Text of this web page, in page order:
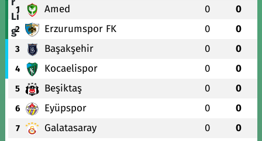
1 Amed 0 0
2 Erzurumspor FK 0 0
3 Başakşehir 0 0
4 Kocaelispor 0 0
5 Beşiktaş 0 0
6 Eyüpspor 0 0
7 Galatasaray 0 0